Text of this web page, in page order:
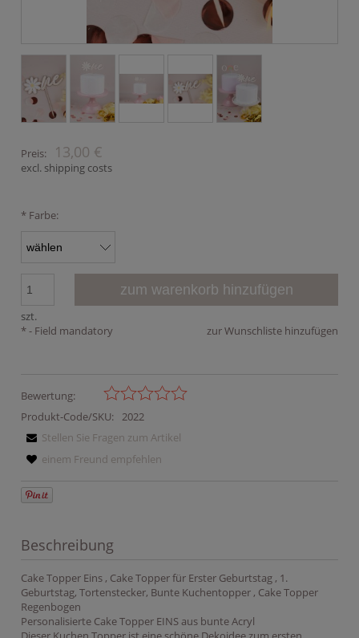
Preis: 13,00 €
excl. shipping costs
* Farbe:
szt.
zum warenkorb hinzufügen
zur Wunschliste hinzufügen
*- Field mandatory
Bewertung:
Produkt-Code/SKU: 2022
Stellen Sie Fragen zum Artikel
einem Freund empfehlen
Beschreibung
Cake Topper Eins , Cake Topper für Erster Geburtstag , 1.
Geburtstag, Tortenstecker, Bunte Kuchentopper , Cake Topper
Regenbogen
Personalisierte Cake Topper EINS aus bunte Acryl